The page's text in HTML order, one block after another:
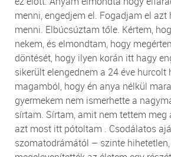
menni, engedjem el. Fogadjam el azt
menni. Elbúcsúztam tőle. Kértem,
nekem, és elmondtam, hogy
döntését, hogy ilyen korán itt hagy
sikerült elengednem a 24 éve hurcolt
magamból, hogy én anya nélkül
gyermekem nem ismerhette a
sírtam. Sírtam, amit nem tettem meg
azt most itt pótoltam . Csodálatos
szomatodrámától – szinte